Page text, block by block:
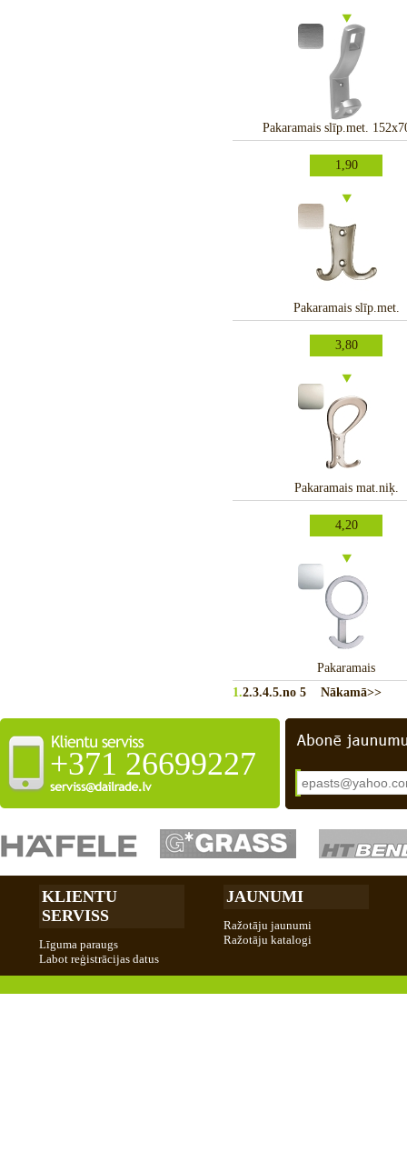
Pakaramais slīp.met.
1,90
Pakaramais slīp.met.
3,80
Pakaramais mat.niķ.
4,20
Pakaramais
1.2.3.4.5.no 5 Nākamā>>
+371 26699227
KLIENTU
SERVISS
Līguma paraugs
Labot reģistrācijas datus
JAUNUMI
Ražotāju jaunumi
Ražotāju katalogi